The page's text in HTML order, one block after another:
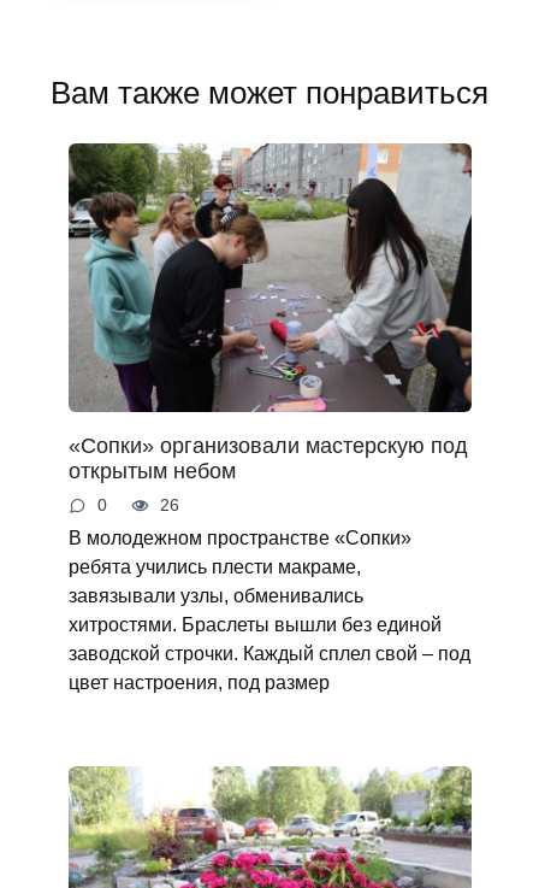
Вам также может понравиться
«Сопки» организовали мастерскую под
открытым небом
0 26
В молодежном пространстве «Сопки»
ребята учились плести макраме,
завязывали узлы, обменивались
хитростями. Браслеты вышли без единой
заводской строчки. Каждый сплел свой – под
цвет настроения, под размер